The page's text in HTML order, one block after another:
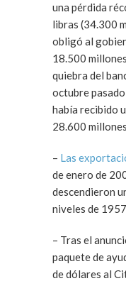
una pérdida
libras (34.300
obligó al
18.500
quiebra del
octubre
había recibido
28.600
– Las
de enero de
descendieron
niveles de
– Tras el
paquete de
de dólares al